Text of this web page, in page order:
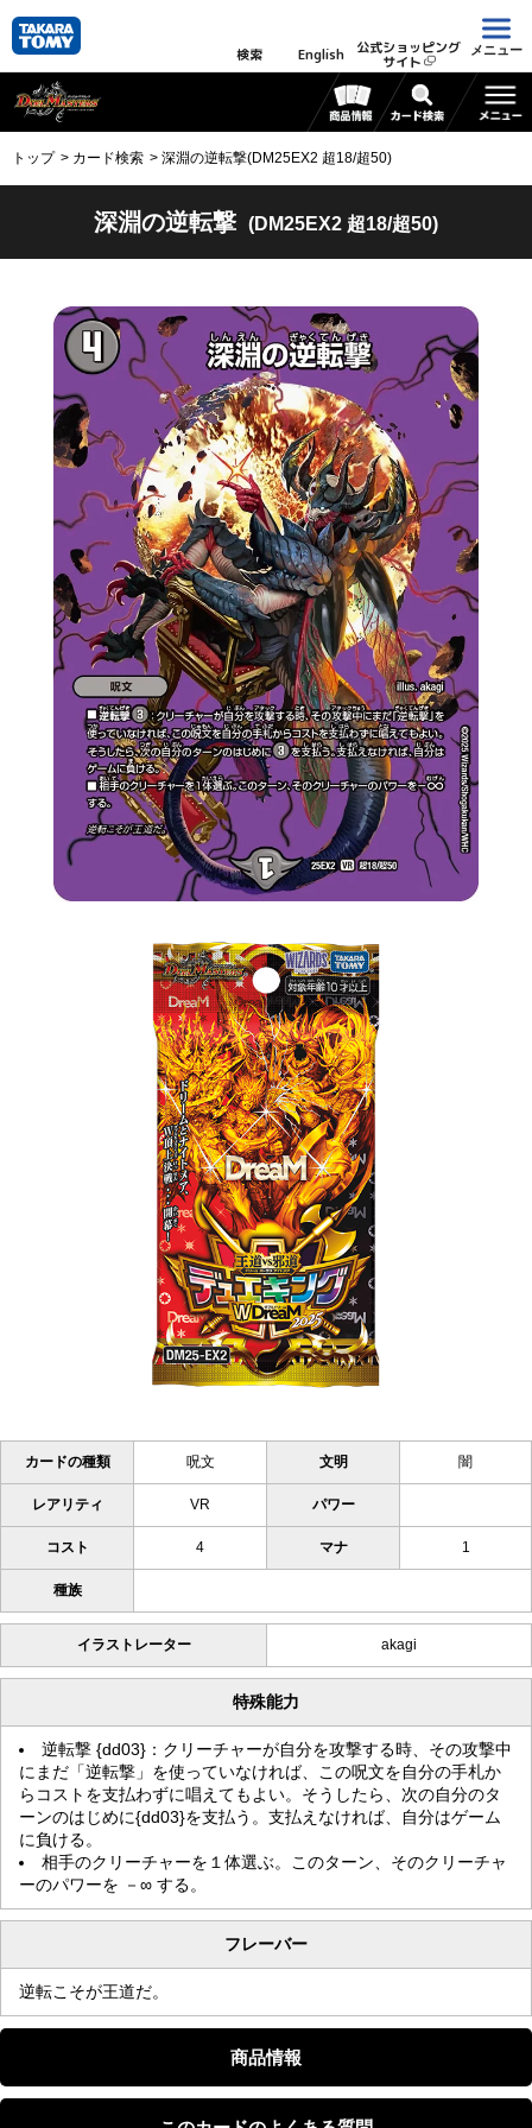
検索 English 公式ショッピング
サイト
メニュー
トップ カード検索 深淵の逆転撃(DM25EX2 超18/超50)
深淵の逆転撃 (DM25EX2 超18/超50)
カードの種類 呪文 文明 闇
レアリティ VR パワー
コスト 4 マナ 1
種族
イラストレーター akagi
特殊能力
逆転撃 {dd03}：クリーチャーが自分を攻撃する時、その攻撃中
にまだ「逆転撃」を使っていなければ、この呪文を自分の手札か
らコストを支払わずに唱えてもよい。そうしたら、次の自分のタ
ーンのはじめに{dd03}を支払う。支払えなければ、自分はゲーム
に負ける。
相手のクリーチャーを１体選ぶ。このターン、そのクリーチャ
ーのパワーを －∞ する。
フレーバー
逆転こそが王道だ。
商品情報